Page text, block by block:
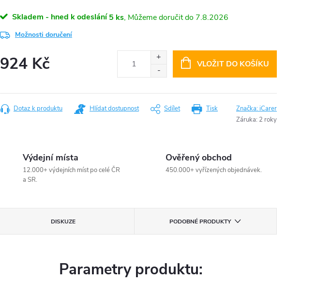
Skladem - hned k odeslání 5 ks 7.8.2026
Možnosti doručení
924 Kč VLOŽIT DO KOŠÍKU
Tisk
Dotaz k produktu Hlídat dostupnost Sdílet Značka:iCarer
Záruka: 2 roky
Výdejní místa
12.000+ výdejních míst po celé ČR
a SR.
Ověřený obchod
450.000+ vyřízených objednávek.
DISKUZE PODOBNÉ PRODUKTY
Parametry produktu: